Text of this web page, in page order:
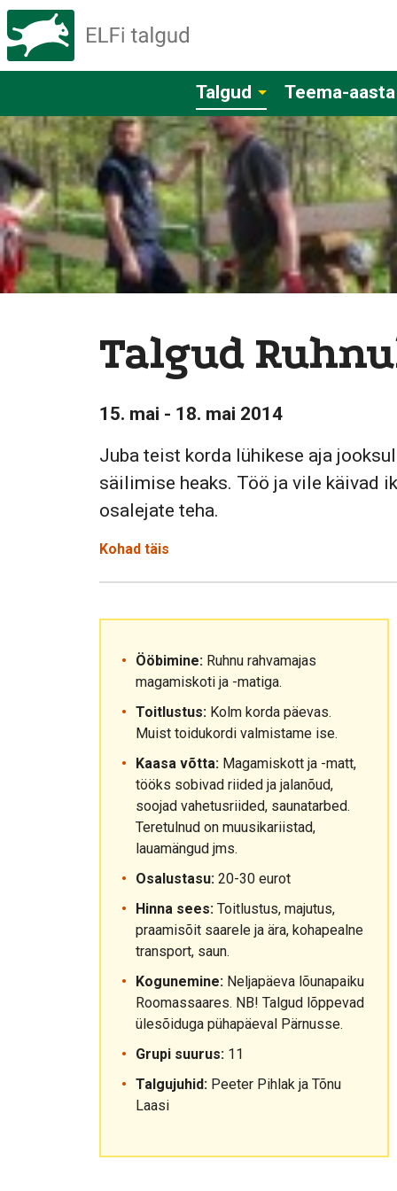
Talgud Teema-aasta
Talgud
15. mai - 18. mai 2014
Juba teist korda lühikese aja
säilimise heaks. Töö ja vile käivad
osalejate teha.
Kohad täis
Ööbimine: Ruhnu rahvamajas
magamiskoti ja -matiga.
Toitlustus: Kolm korda päevas.
Muist toidukordi valmistame ise.
Kaasa võtta: Magamiskott ja -matt,
tööks sobivad riided ja jalanõud,
soojad vahetusriided, saunatarbed.
Teretulnud on muusikariistad,
lauamängud jms.
Osalustasu: 20-30 eurot
Hinna sees: Toitlustus, majutus,
praamisõit saarele ja ära, kohapealne
transport, saun.
Kogunemine: Neljapäeva lõunapaiku
Roomassaares. NB! Talgud lõppevad
ülesõiduga pühapäeval Pärnusse.
Grupi suurus: 11
Talgujuhid: Peeter Pihlak ja Tõnu
Laasi